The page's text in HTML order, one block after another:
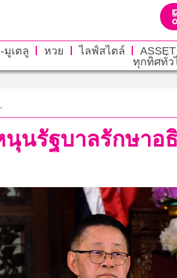
มูเตลู หวย ไลฟ์สไตล์ ASSET
ทุกทิศทั่ว
นรัฐบาลรักษาอ